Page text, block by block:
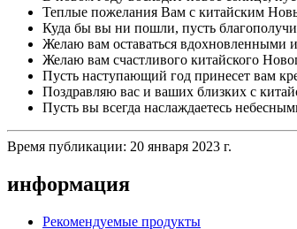
Теплые пожелания Вам с китайским
Куда бы вы ни пошли, пусть
Желаю вам оставаться вдохновленными
Желаю вам счастливого китайского
Пусть наступающий год принесет вам
Поздравляю вас и ваших близких с
Пусть вы всегда наслаждаетесь
Время публикации: 20 января 2023 г.
информация
Рекомендуемые продукты